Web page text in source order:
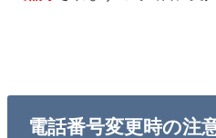
電話番号変更時の注